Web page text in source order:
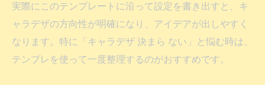
実際にこのテンプレートに沿って設定を書き出すと、キ
ャラデザの方向性が明確になり、アイデアが出しやすく
なります。特に「キャラデザ 決まら ない」と悩む時は、
テンプレを使って一度整理するのがおすすめです。